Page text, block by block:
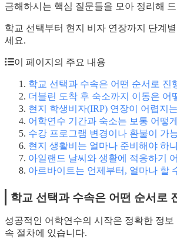
금해하시는 핵심 질문들을 모아 정리해
학교 선택부터 현지 비자 연장까지 단계
세요.
이 페이지의 주요 내용
학교 선택과 수속은 어떤 순서로 진
더블린 도착 후 숙소까지 이동은 어
현지 학생비자(IRP) 연장이 어렵지
어학연수 기간과 숙소는 보통 어떻
수강 프로그램 변경이나 환불이 가
현지 생활비는 얼마나 준비해야 하
아일랜드 날씨와 생활에 적응하기
아르바이트는 언제부터, 얼마나 할
학교 선택과 수속은 어떤 순서로
성공적인 어학연수의 시작은 정확한 정
속 절차에 있습니다.